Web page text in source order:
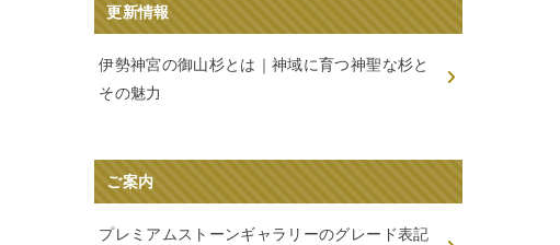
更新情報
伊勢神宮の御山杉とは｜神域に育つ神聖な杉と
その魅力
ご案内
プレミアムストーンギャラリーのグレード表記